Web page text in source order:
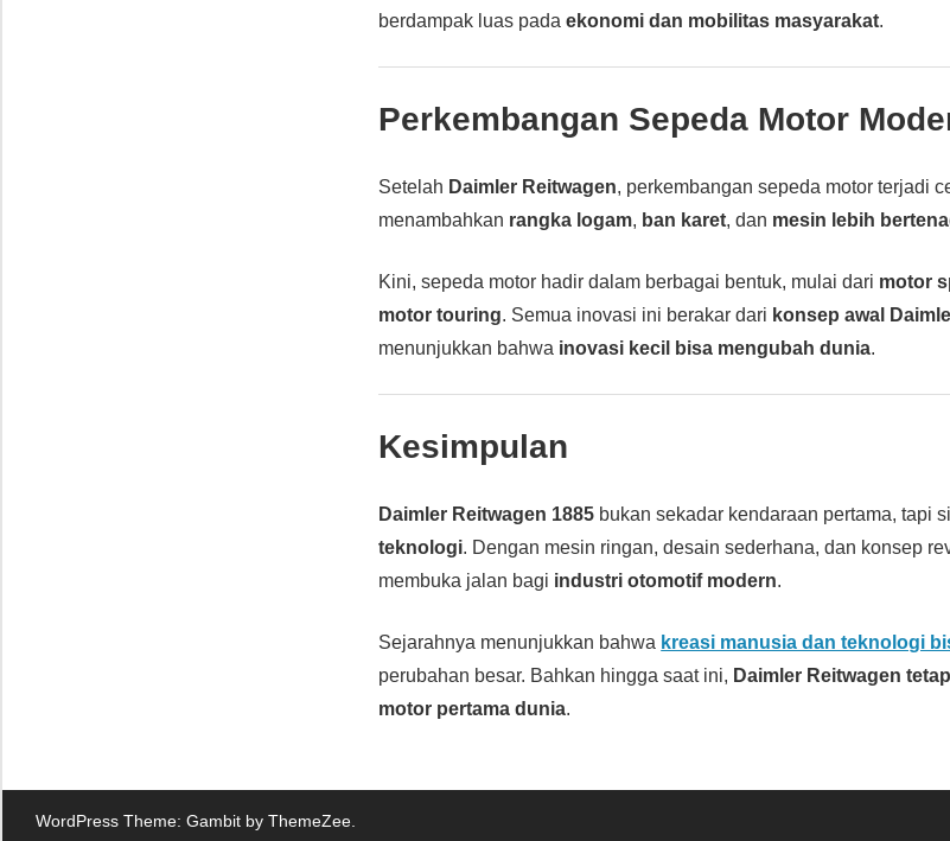
berdampak luas padaekonomi dan mobilitas masyarakat.
Perkembangan Sepeda Motor
Setelah Daimler Reitwagen, perkembangan sepeda motor terjadi
menambahkan rangka logam, ban karet, dan mesin lebih
Kini, sepeda motor hadir dalam berbagai bentuk, mulai dari motor
motor touring. Semua inovasi ini berakar dari konsep awal
menunjukkan bahwa inovasi kecil bisa mengubah dunia.
Kesimpulan
Daimler Reitwagen 1885 bukan sekadar kendaraan pertama, tapi
teknologi. Dengan mesin ringan, desain sederhana, dan konsep
membuka jalan bagi industri otomotif modern.
Sejarahnya menunjukkan bahwa kreasi manusia dan teknologi
perubahan besar. Bahkan hingga saat ini, Daimler Reitwagen
motor pertama dunia.
WordPress Theme: Gambit by ThemeZee.